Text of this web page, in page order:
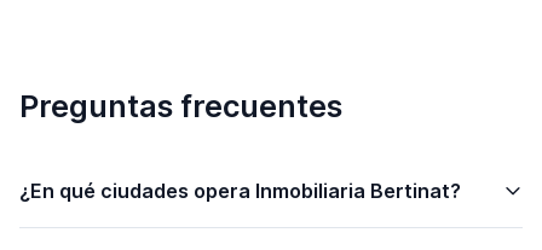
Preguntas frecuentes
¿En qué ciudades opera Inmobiliaria Bertinat?